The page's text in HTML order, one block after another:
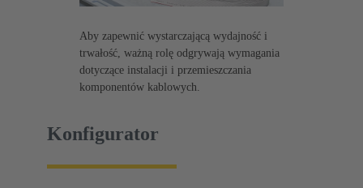
Aby zapewnić wystarczającą wydajność i
trwałość, ważną rolę odgrywają wymagania
dotyczące instalacji i przemieszczania
komponentów kablowych.
Konfigurator